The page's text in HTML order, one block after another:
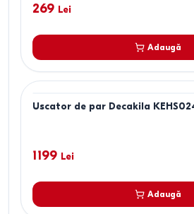
269 Lei
Adaugă
Uscator de par Decakila
1199 Lei
Adaugă